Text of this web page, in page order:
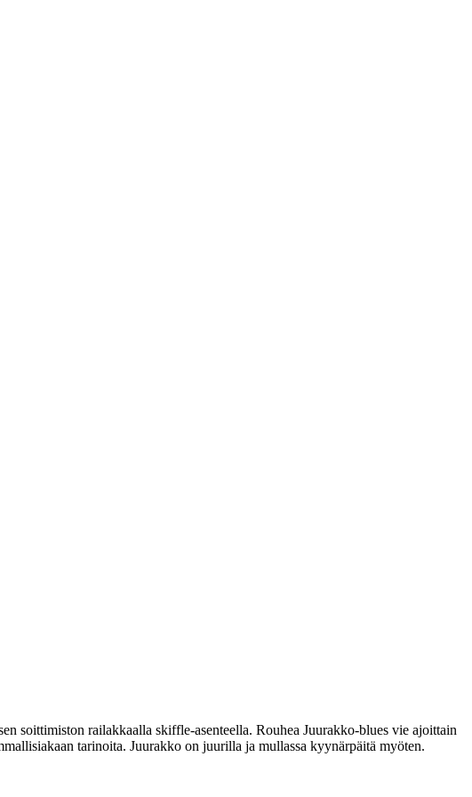
soittimiston railakkaalla skiffle-asenteella. Rouhea Juurakko-blues vie ajoittain
tarinoita. Juurakko on juurilla ja mullassa kyynärpäitä myöten.